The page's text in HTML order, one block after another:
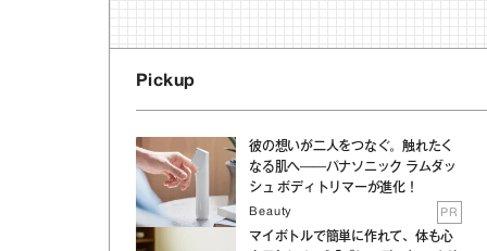
Pickup
彼の想いが二人をつなぐ。触れたく
なる肌へ──パナソニック ラムダッ
シュ ボディトリマーが進化！
Beauty PR
マイボトルで簡単に作れて、体も心